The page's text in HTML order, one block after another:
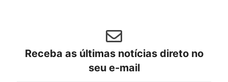
Receba as últimas notícias direto no
seu e-mail